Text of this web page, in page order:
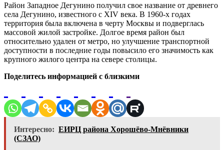
Район Западное Дегунино получил свое название от древнего
села Дегунино, известного с XIV века. В 1960-х годах
территория была включена в черту Москвы и подверглась
массовой жилой застройке. Долгое время район был
относительно удален от метро, но улучшение транспортной
доступности в последние годы повысило его значимость как
крупного жилого центра на севере столицы.
Поделитесь информацией с близкими
Интересно: ЕИРЦ района Хорошёво-Мнёвники
(СЗАО)